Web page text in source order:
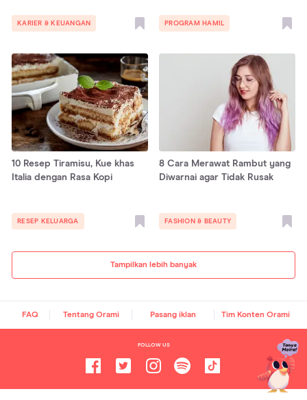
Tampilkan lebih banyak
KARIER & KEUANGAN PROGRAM HAMIL
10 Resep Tiramisu, Kue khas
Italia dengan Rasa Kopi
RESEP KELUARGA
8 Cara Merawat Rambut yang
Diwarnai agar Tidak Rusak
FASHION & BEAUTY
FAQ Tentang Orami Pasang iklan Tim Konten Orami
FOLLOW US